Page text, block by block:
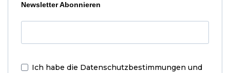
Newsletter Abonnieren
Ich habe die Datenschutzbestimmungen und